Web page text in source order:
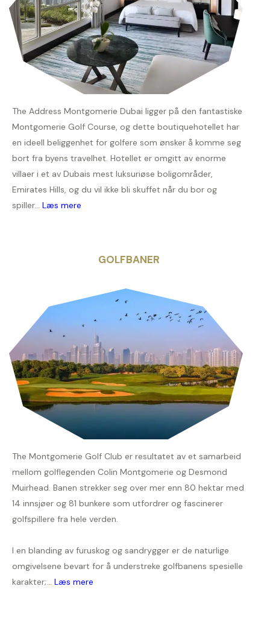
The Address Montgomerie Dubai ligger på den fantastiske
Montgomerie Golf Course, og dette boutiquehotellet har
en ideell beliggenhet for golfere som ønsker å komme seg
bort fra byens travelhet. Hotellet er omgitt av enorme
villaer i et av Dubais mest luksuriøse boligområder,
Emirates Hills, og du vil ikke bli skuffet når du bor og
spiller... Læs mere
GOLFBANER
The Montgomerie Golf Club er resultatet av et samarbeid
mellom golflegenden Colin Montgomerie og Desmond
Muirhead. Banen strekker seg over mer enn 80 hektar med
14 innsjøer og 81 bunkere som utfordrer og fascinerer
golfspillere fra hele verden.
I en blanding av furuskog og sandrygger er de naturlige
omgivelsene bevart for å understreke golfbanens spesielle
karakter;... Læs mere